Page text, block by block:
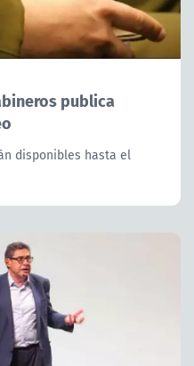
publica
disponibles hasta el